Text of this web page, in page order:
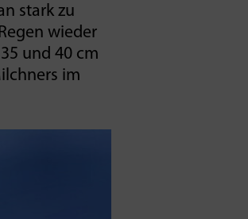
stark zu
wieder
und 40 cm
im